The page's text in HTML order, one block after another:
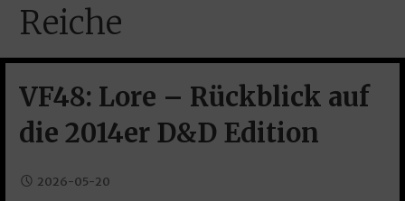
Reiche
VF48: Lore – Rückblick auf
die 2014er D&D Edition
2026-05-20